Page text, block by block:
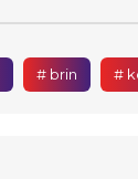
# brin #